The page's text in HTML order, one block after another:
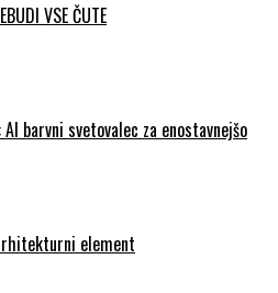
VSE ČUTE
AI barvni svetovalec za enostavnejšo
element